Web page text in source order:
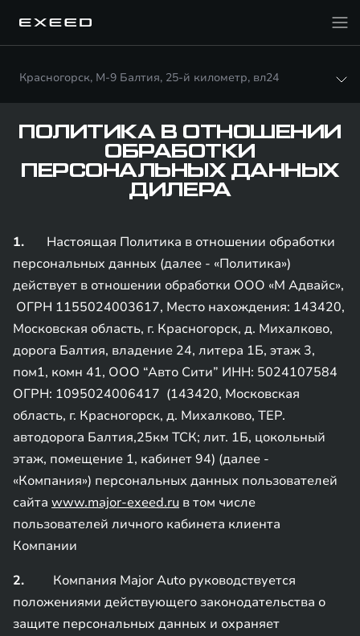
Красногорск, М-9 Балтия, 25-й километр, вл24
ПОЛИТИКА В ОТНОШЕНИИ
ОБРАБОТКИ
ПЕРСОНАЛЬНЫХ ДАННЫХ
ДИЛЕРА
1. Настоящая Политика в отношении обработки
персональных данных (далее - «Политика»)
действует в отношении обработки ООО «М Адвайс»,
ОГРН 1155024003617, Место нахождения: 143420,
Московская область, г. Красногорск, д. Михалково,
дорога Балтия, владение 24, литера 1Б, этаж 3,
пом1, комн 41, ООО “Авто Сити” ИНН: 5024107584
ОГРН: 1095024006417 (143420, Московская
область, г. Красногорск, д. Михалково, ТЕР.
автодорога Балтия,25км ТСК; лит. 1Б, цокольный
этаж, помещение 1, кабинет 94) (далее -
«Компания») персональных данных пользователей
сайта www.major-exeed.ru в том числе
пользователей личного кабинета клиента
Компании
2. Компания Major Auto руководствуется
положениями действующего законодательства о
защите персональных данных и охраняет